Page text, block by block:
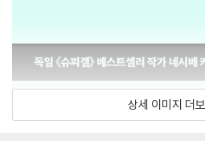
상세 이미지 더